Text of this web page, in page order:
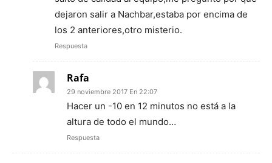
dejaron salir a Nachbar,estaba por encima de
los 2 anteriores,otro misterio.
Respuesta
Rafa
29 noviembre 2017 En 22:07
Hacer un -10 en 12 minutos no está a la
altura de todo el mundo…
Respuesta